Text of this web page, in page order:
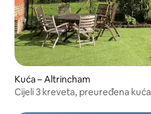
Kuća – Altrincham
Cijeli 3 kreveta, preuređena